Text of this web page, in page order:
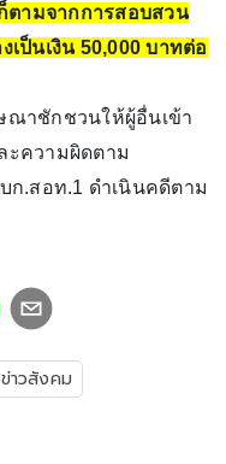
ตามจากการสอบสวน
ป็นเงิน 50,000 บาทต่อ
ณาชักชวนให้ผู้อื่นเข้า
ะความผิดตาม
.สอท.1 ดำเนินคดีตาม
ข่าวสังคม